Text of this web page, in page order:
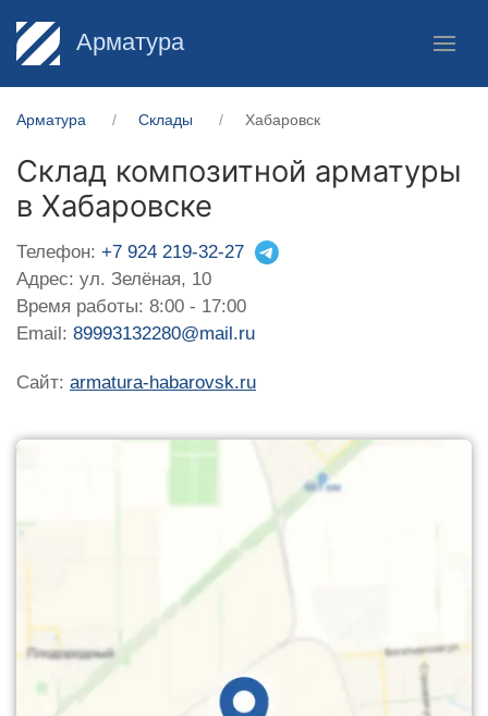
Арматура
Арматура Склады Хабаровск
Склад композитной арматуры
в Хабаровске
Телефон: +7 924 219-32-27
Адрес: ул. Зелёная, 10
Время работы: 8:00 - 17:00
Email: 89993132280@mail.ru
Сайт: armatura-habarovsk.ru